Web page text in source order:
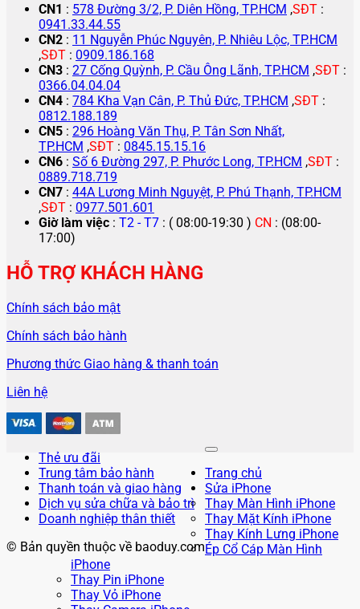
CN1 : 578 Đường 3/2, P. Diên Hồng, TP.HCM ,SĐT :
0941.33.44.55
CN2 : 11 Nguyễn Phúc Nguyên, P. Nhiêu Lộc, TP.HCM
,SĐT : 0909.186.168
CN3 : 27 Cống Quỳnh, P. Cầu Ông Lãnh, TP.HCM ,SĐT :
0366.04.04.04
CN4 : 784 Kha Vạn Cân, P. Thủ Đức, TP.HCM ,SĐT :
0812.188.189
CN5 : 296 Hoàng Văn Thụ, P. Tân Sơn Nhất,
TP.HCM ,SĐT : 0845.15.15.16
CN6 : Số 6 Đường 297, P. Phước Long, TP.HCM ,SĐT :
0889.718.719
CN7 : 44A Lương Minh Nguyệt, P. Phú Thạnh, TP.HCM
,SĐT : 0977.501.601
Giờ làm việc : T2 - T7 : ( 08:00-19:30 ) CN : (08:00-
17:00)
HỖ TRỢ KHÁCH HÀNG
Chính sách bảo mật
Chính sách bảo hành
Phương thức Giao hàng & thanh toán
Liên hệ
Thẻ ưu đãi
Trung tâm bảo hành
Thanh toán và giao hàng
Dịch vụ sửa chữa và bảo trì
Doanh nghiệp thân thiết
© Bản quyền thuộc về baoduy.com
Trang chủ
Sửa iPhone
Thay Màn Hình iPhone
Thay Mặt Kính iPhone
Thay Kính Lưng iPhone
Ép Cổ Cáp Màn Hình
iPhone
Thay Pin iPhone
Thay Vỏ iPhone